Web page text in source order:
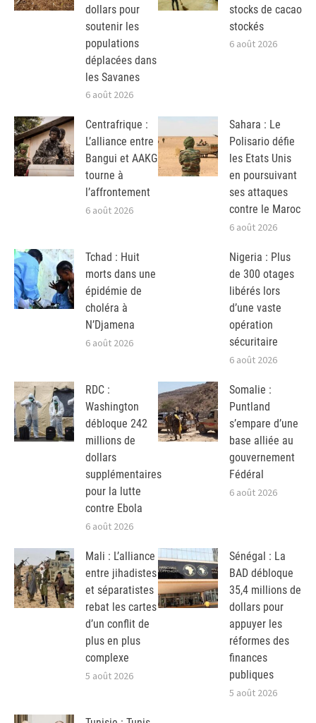
dollars pour
soutenir les
populations
déplacées dans
les Savanes
6 août 2026
stocks de cacao
stockés
6 août 2026
Centrafrique :
L’alliance entre
Bangui et AAKG
tourne à
l’affrontement
6 août 2026
Sahara : Le
Polisario défie
les Etats Unis
en poursuivant
ses attaques
contre le Maroc
6 août 2026
Tchad : Huit
morts dans une
épidémie de
choléra à
N’Djamena
6 août 2026
Nigeria : Plus
de 300 otages
libérés lors
d’une vaste
opération
sécuritaire
6 août 2026
RDC :
Washington
débloque 242
millions de
dollars
supplémentaires
pour la lutte
contre Ebola
6 août 2026
Somalie :
Puntland
s’empare d’une
base alliée au
gouvernement
Fédéral
6 août 2026
Mali : L’alliance
entre jihadistes
et séparatistes
rebat les cartes
d’un conflit de
plus en plus
complexe
5 août 2026
Sénégal : La
BAD débloque
35,4 millions de
dollars pour
appuyer les
réformes des
finances
publiques
5 août 2026